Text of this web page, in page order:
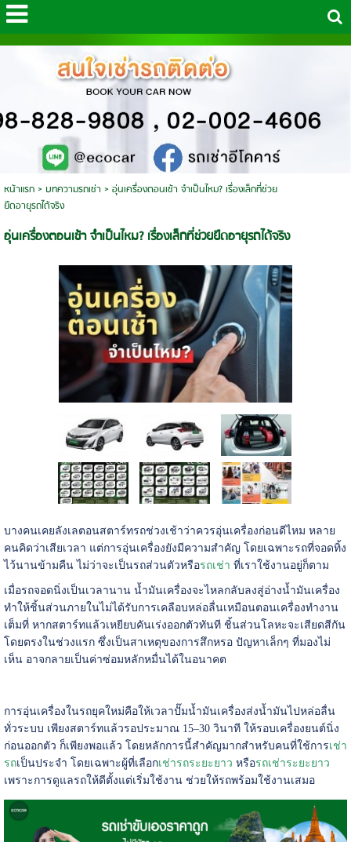
หน้าแรก> บทความรถเช่า > อุ่นเครื่องตอนเช้า จำเป็นไหม? เรื่องเล็กที่ช่วย
ยืดอายุรถได้จริง
อุ่นเครื่องตอนเช้า จำเป็นไหม? เรื่องเล็กที่ช่วยยืดอายุรถได้จริง
บางคนเคยลังเลตอนสตาร์ทรถช่วงเช้าว่าควรอุ่นเครื่องก่อนดีไหม หลาย
คนคิดว่าเสียเวลา แต่การอุ่นเครื่องยังมีความสำคัญ โดยเฉพาะรถที่จอดทิ้ง
ไว้นานข้ามคืน ไม่ว่าจะเป็นรถส่วนตัวหรือรถเช่า ที่เราใช้งานอยู่ก็ตาม
เมื่อรถจอดนิ่งเป็นเวลานาน น้ำมันเครื่องจะไหลกลับลงสู่อ่างน้ำมันเครื่อง
ทำให้ชิ้นส่วนภายในไม่ได้รับการเคลือบหล่อลื่นเหมือนตอนเครื่องทำงาน
เต็มที่ หากสตาร์ทแล้วเหยียบคันเร่งออกตัวทันที ชิ้นส่วนโลหะจะเสียดสีกัน
โดยตรงในช่วงแรก ซึ่งเป็นสาเหตุของการสึกหรอ ปัญหาเล็กๆ ที่มองไม่
เห็น อาจกลายเป็นค่าซ่อมหลักหมื่นได้ในอนาคต
การอุ่นเครื่องในรถยุคใหม่คือให้เวลาปั๊มน้ำมันเครื่องส่งน้ำมันไปหล่อลื่น
ทั่วระบบ เพียงสตาร์ทแล้วรอประมาณ 15–30 วินาที ให้รอบเครื่องยนต์นิ่ง
ก่อนออกตัว ก็เพียงพอแล้ว โดยหลักการนี้สำคัญมากสำหรับคนที่ใช้การเช่า
รถเป็นประจำ โดยเฉพาะผู้ที่เลือกเช่ารถระยะยาว หรือรถเช่าระยะยาว
เพราะการดูแลรถให้ดีตั้งแต่เริ่มใช้งาน ช่วยให้รถพร้อมใช้งานเสมอ